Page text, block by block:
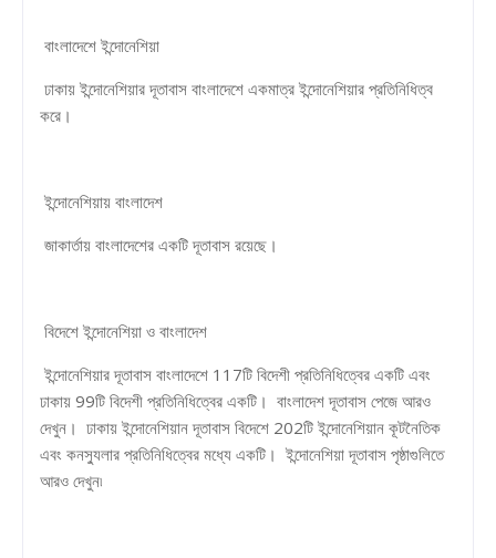
বাংলাদেশে ইন্দোনেশিয়া
ঢাকায় ইন্দোনেশিয়ার দূতাবাস বাংলাদেশে একমাত্র ইন্দোনেশিয়ার প্রতিনিধিত্ব
করে।
ইন্দোনেশিয়ায় বাংলাদেশ
জাকার্তায় বাংলাদেশের একটি দূতাবাস রয়েছে।
বিদেশে ইন্দোনেশিয়া ও বাংলাদেশ
ইন্দোনেশিয়ার দূতাবাস বাংলাদেশে 117টি বিদেশী প্রতিনিধিত্বের একটি এবং
ঢাকায় 99টি বিদেশী প্রতিনিধিত্বের একটি। বাংলাদেশ দূতাবাস পেজে আরও
দেখুন। ঢাকায় ইন্দোনেশিয়ান দূতাবাস বিদেশে 202টি ইন্দোনেশিয়ান কূটনৈতিক
এবং কনস্যুলার প্রতিনিধিত্বের মধ্যে একটি। ইন্দোনেশিয়া দূতাবাস পৃষ্ঠাগুলিতে
আরও দেখুন৷